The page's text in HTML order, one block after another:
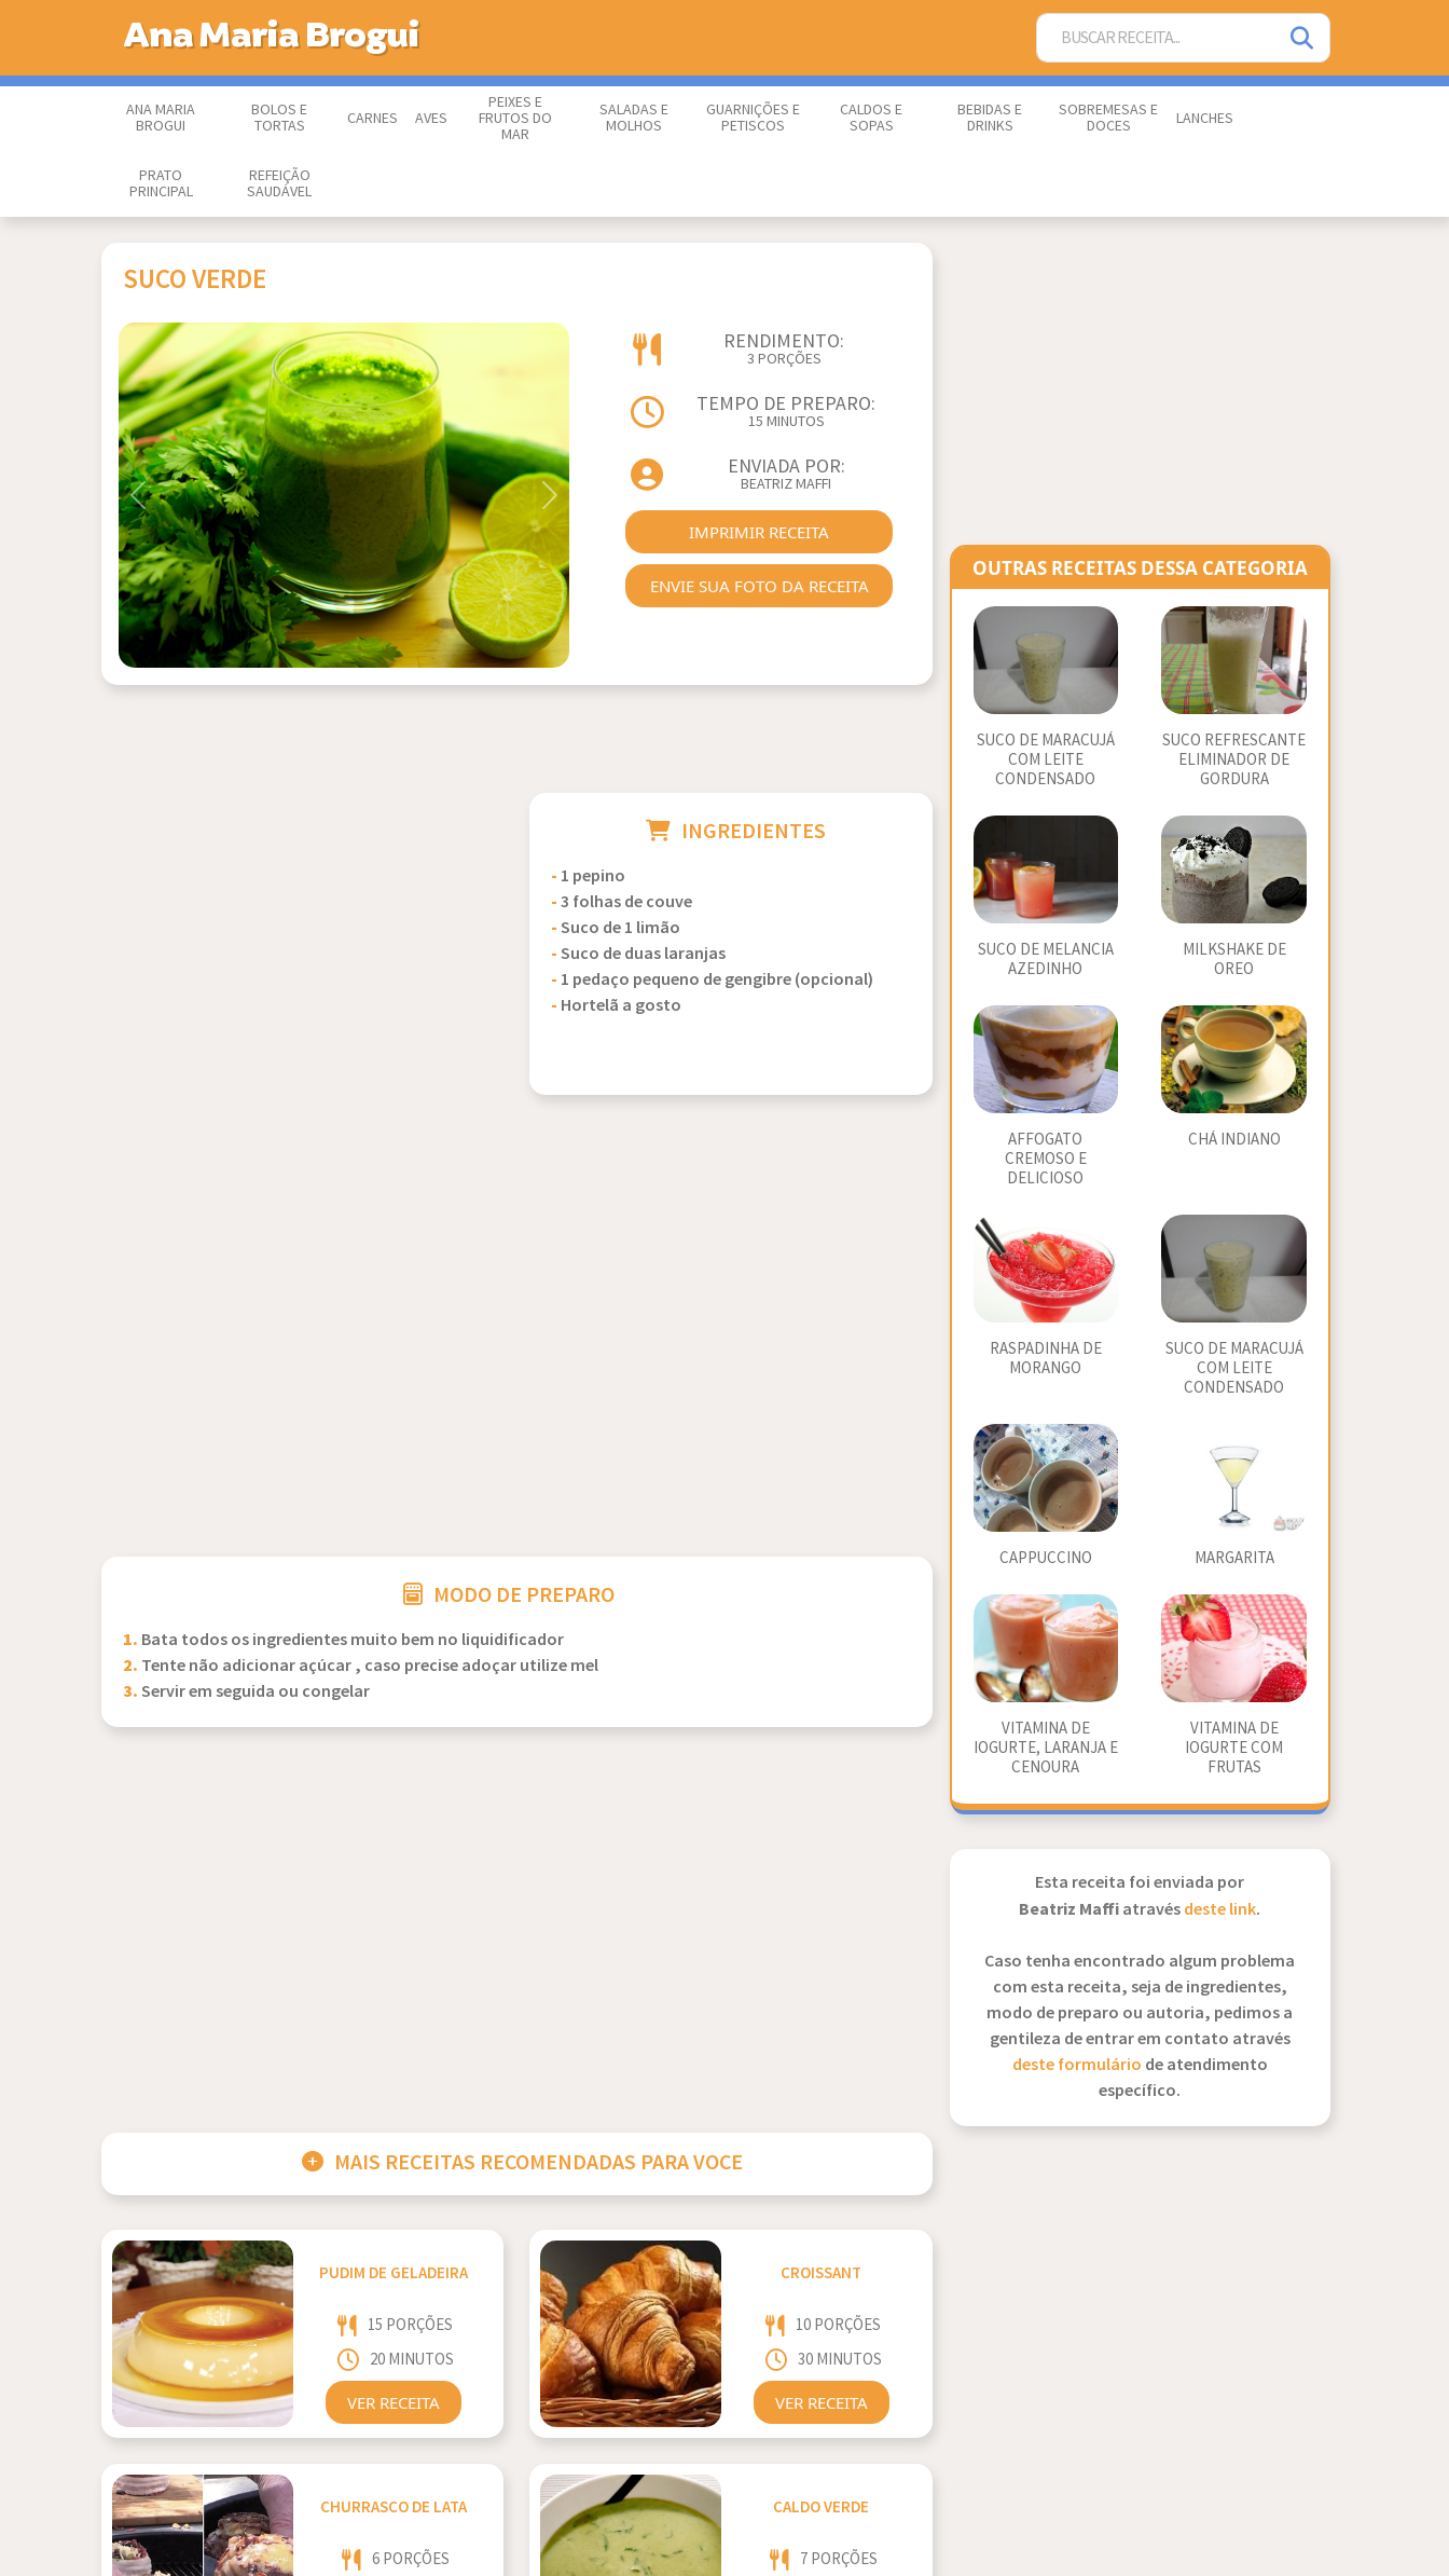
Ana Maria Brogui
ANA MARIA
BROGUI
BOLOS E
TORTAS
CARNES AVES
PEIXES E
FRUTOS DO
MAR
SALADAS E
MOLHOS
GUARNIÇÕES E
PETISCOS
CALDOS E
SOPAS
BEBIDAS E
DRINKS
SOBREMESAS E
DOCES
LANCHES
PRATO
PRINCIPAL
REFEIÇÃO
SAUDÁVEL
SUCO VERDE
Previous Next
RENDIMENTO:
3 PORÇÕES
TEMPO DE PREPARO:
15 MINUTOS
ENVIADA POR:
BEATRIZ MAFFI
IMPRIMIR RECEITA
ENVIE SUA FOTO DA RECEITA
INGREDIENTES
- 1 pepino
-3 folhas de couve
-Suco de 1 limão
-Suco de duas laranjas
- 1 pedaço pequeno de gengibre (opcional)
- Hortelã a gosto
MODO DE PREPARO
1. Bata todos os ingredientes muito bem no liquidificador
2. Tente não adicionar açúcar , caso precise adoçar utilize mel
3.Servir em seguida ou congelar
MAIS RECEITAS RECOMENDADAS PARA VOCE
PUDIM DE GELADEIRA
15 PORÇÕES
20 MINUTOS
VER RECEITA
CROISSANT
10 PORÇÕES
30 MINUTOS
VER RECEITA
CHURRASCO DE LATA
6 PORÇÕES
CALDO VERDE
7 PORÇÕES
OUTRAS RECEITAS DESSA CATEGORIA
SUCO DE MARACUJÁ
COM LEITE
CONDENSADO
SUCO REFRESCANTE
ELIMINADOR DE
GORDURA
SUCO DE MELANCIA
AZEDINHO
MILKSHAKE DE
OREO
AFFOGATO
CREMOSO E
DELICIOSO
CHÁ INDIANO
RASPADINHA DE
MORANGO
SUCO DE MARACUJÁ
COM LEITE
CONDENSADO
CAPPUCCINO MARGARITA
VITAMINA DE
IOGURTE, LARANJA E
CENOURA
VITAMINA DE
IOGURTE COM
FRUTAS
Esta receita foi enviada por
Beatriz Maffiatravésdeste link.
Caso tenha encontrado algum problema
com esta receita, seja de ingredientes,
modo de preparo ou autoria, pedimos a
gentileza de entrar em contato através
deste formulário de atendimento
específico.